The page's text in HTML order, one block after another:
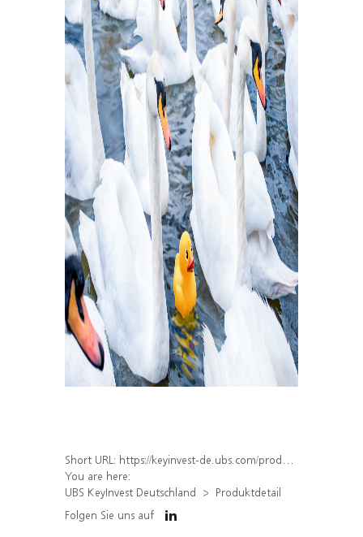
Short URL: https://keyinvest-de.ubs.com/produkt/detail/index/isin/DE000WA6LCW5
You are here:
UBS KeyInvest Deutschland
Produktdetail
Folgen Sie uns auf